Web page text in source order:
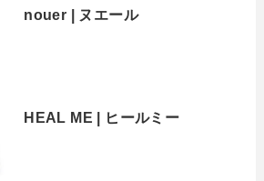
nouer | ヌエール
HEAL ME | ヒールミー